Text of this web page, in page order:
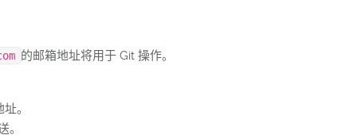
的邮箱地址将用于 Git 操作。
。